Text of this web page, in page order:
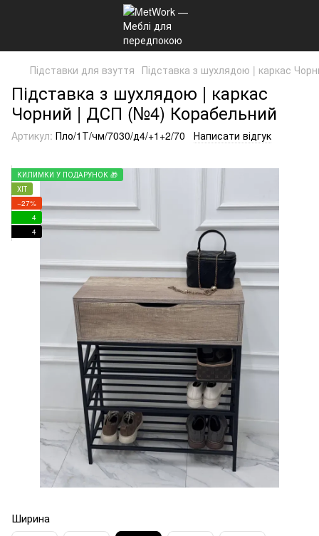
Підставки для взуття Підставка з шухлядою | каркас
Підставка з шухлядою | каркас
Чорний | ДСП (№4) Корабельний
Артикул: Пло/1Т/чм/7030/д4/+1+2/70 Написати відгук
КИЛИМКИ У ПОДАРУНОК 🎁
ХІТ
−27%
4
4
Ширина